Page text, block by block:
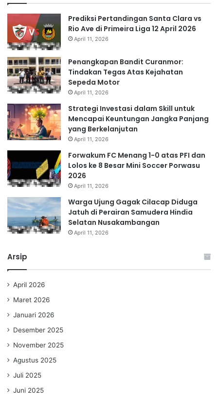
Prediksi Pertandingan Santa Clara vs
Rio Ave di Primeira Liga 12 April 2026
April 11, 2026
Penangkapan Bandit Curanmor:
Tindakan Tegas Atas Kejahatan
Sepeda Motor
April 11, 2026
Strategi Investasi dalam Skill untuk
Mencapai Keuntungan Jangka Panjang
yang Berkelanjutan
April 11, 2026
Forwakum FC Menang 1-0 atas PFI dan
Lolos ke 8 Besar Mini Soccer Porwasu
2026
April 11, 2026
Warga Ujung Gagak Cilacap Diduga
Jatuh di Perairan Samudera Hindia
Selatan Nusakambangan
April 11, 2026
Arsip
April 2026
Maret 2026
Januari 2026
Desember 2025
November 2025
Agustus 2025
Juli 2025
Juni 2025